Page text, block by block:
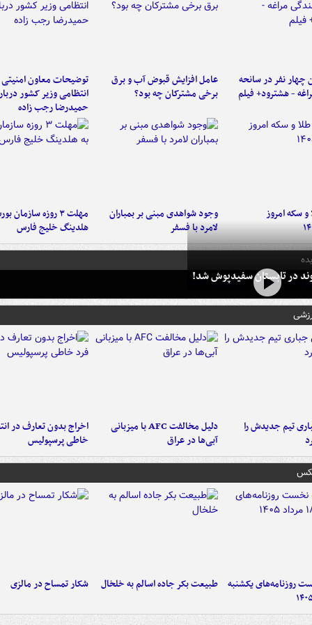
چهار نفر در سانحه
- هشترود+ فیلم
عامل افزایش قبوض آب و برق
برخی مشترکان چه بود؟
توضیحات معاون
انتظامی وزیر کشور
حمیدرضا رجب زاده
سکه امروز
وجود شواهدی مبنی بر بمباران
لامرد با فسفر
مهلت ۳ روزه سازمان
هلدینگ خلیج فارس
در تابستان سفیدپوش شد!
تیم جدیدش را
دلیل مخالفت AFC با میزبانی
آبی‌ها در عراق
اخراج بدون تعارف در
خاطی پرسپولیس
روزنامه‌های یکشنبه طبیعت بکر جاده اسالم به خلخال شکار تمساح در مالزی